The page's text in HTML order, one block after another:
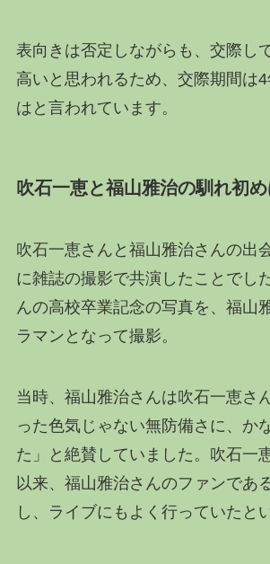
表向きは否定しながらも、交際し
高いと思われるため、交際期間は
はと言われています。
吹石一恵と福山雅治の馴れ初め
吹石一恵さんと福山雅治さんの出
に雑誌の撮影で共演したことでし
んの高校卒業記念の写真を、福山
ラマンとなって撮影。
当時、福山雅治さんは吹石一恵さ
った色気じゃない無防備さに、か
た」と絶賛していました。吹石一
以来、福山雅治さんのファンであ
し、ライブにもよく行っていたと